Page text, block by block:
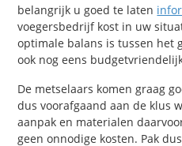
belangrijk u goed te laten
voegersbedrijf kost in uw
optimale balans is tussen het
ook nog eens
De metselaars komen graag
dus voorafgaand aan de klus
aanpak en materialen
geen onnodige kosten. Pak